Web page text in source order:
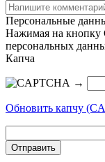
Персональные
Нажимая на кнопку
персональных
Капча
→
Обновить капчу
Отправить